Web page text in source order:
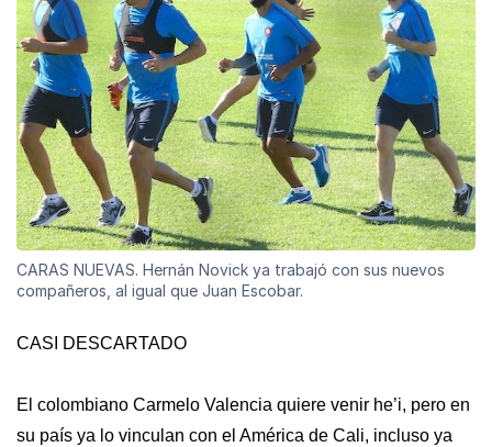
CARAS NUEVAS. Hernán Novick ya trabajó con sus nuevos
compañeros, al igual que Juan Escobar.
CASI DESCARTADO
El colombiano Carmelo Valencia quiere venir he’i, pero en
su país ya lo vinculan con el América de Cali, incluso ya